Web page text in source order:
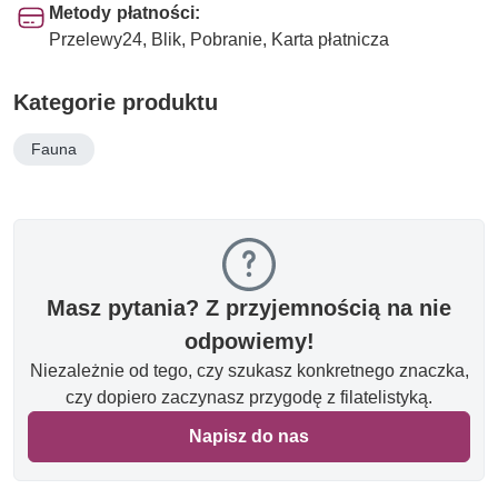
Metody płatności:
Przelewy24, Blik, Pobranie, Karta płatnicza
Kategorie produktu
Fauna
Masz pytania? Z przyjemnością na nie
odpowiemy!
Niezależnie od tego, czy szukasz konkretnego znaczka,
czy dopiero zaczynasz przygodę z filatelistyką.
Napisz do nas